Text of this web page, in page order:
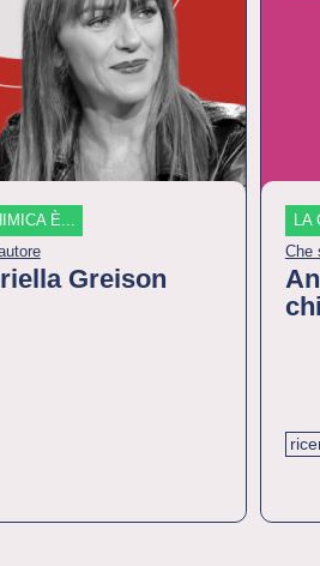
È...
Greison
LA
Che